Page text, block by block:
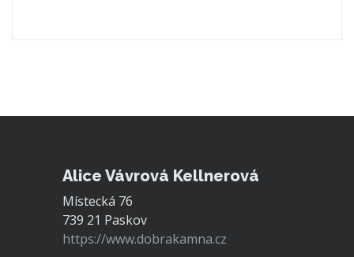
Alice Vávrová Kellnerová
Místecká 76
739 21 Paskov
https://www.dobrakamna.cz